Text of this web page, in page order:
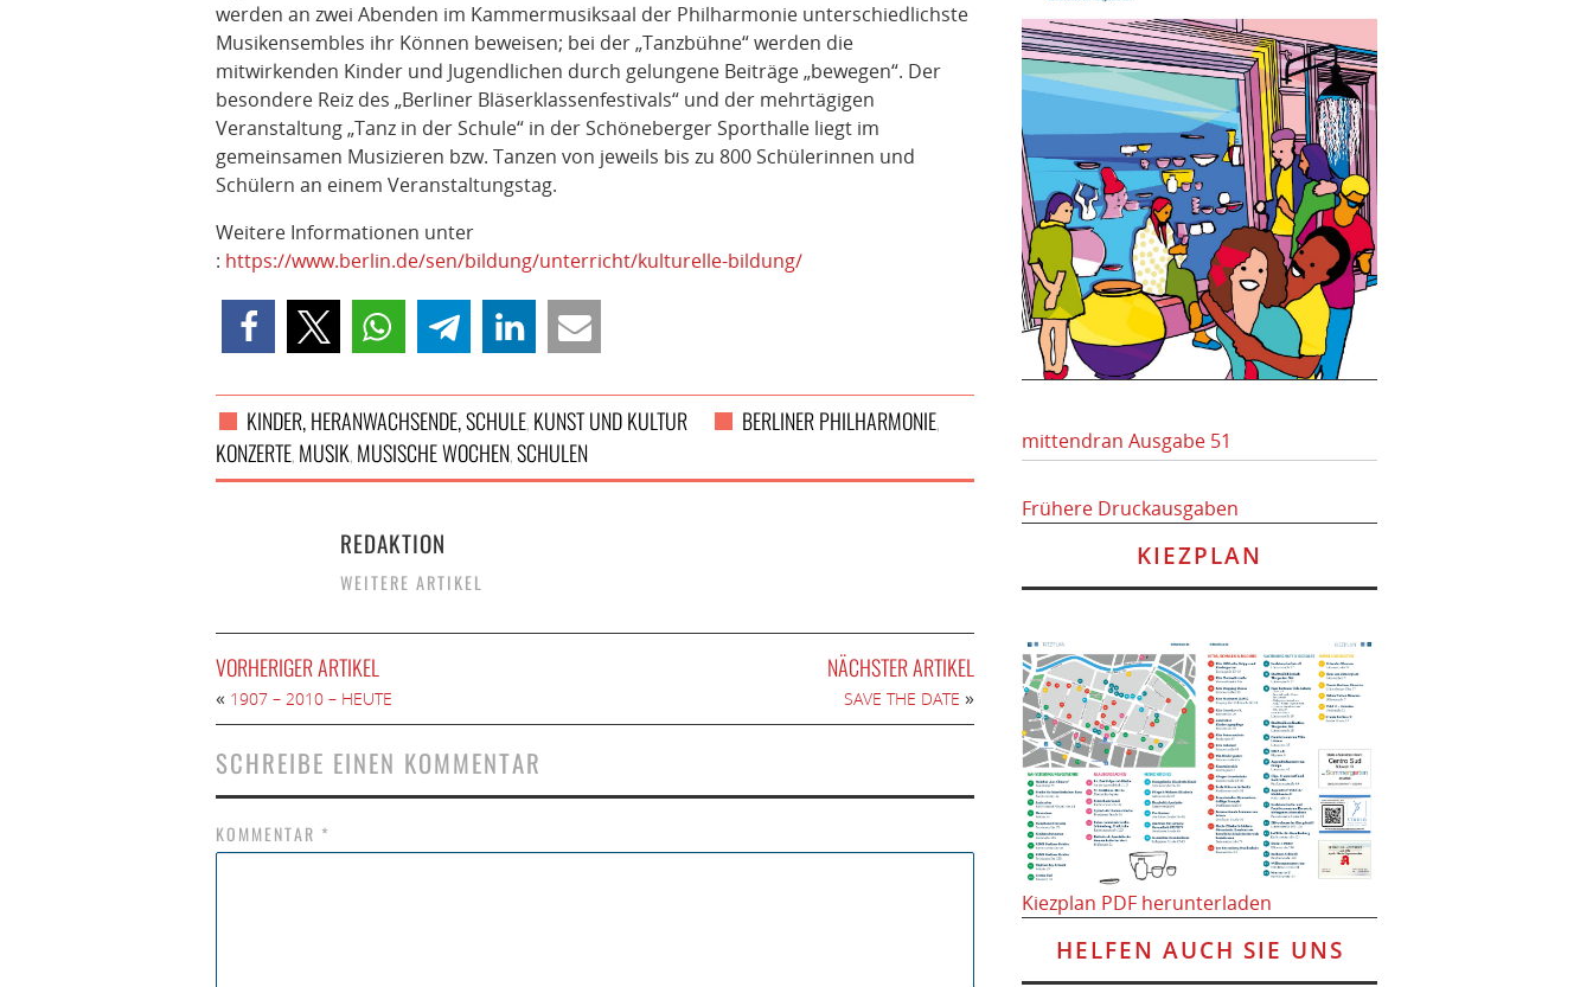
werden an zwei Abenden im Kammermusiksaal der Philharmonie unterschiedlichste
Musikensembles ihr Können beweisen; bei der „Tanzbühne“ werden die
mitwirkenden Kinder und Jugendlichen durch gelungene Beiträge „bewegen“. Der
besondere Reiz des „Berliner Bläserklassenfestivals“ und der mehrtägigen
Veranstaltung „Tanz in der Schule“ in der Schöneberger Sporthalle liegt im
gemeinsamen Musizieren bzw. Tanzen von jeweils bis zu 800 Schülerinnen und
Schülern an einem Veranstaltungstag.
Weitere Informationen unter
: https://www.berlin.de/sen/bildung/unterricht/kulturelle-bildung/
KINDER, HERANWACHSENDE, SCHULE, KUNST UND KULTUR BERLINER PHILHARMONIE,
KONZERTE, MUSIK, MUSISCHE WOCHEN,SCHULEN
REDAKTION
WEITERE ARTIKEL
VORHERIGER ARTIKEL
« 1907 – 2010 – HEUTE
NÄCHSTER ARTIKEL
SAVE THE DATE »
SCHREIBE EINEN KOMMENTAR
KOMMENTAR *
mittendran Ausgabe 51
Frühere Druckausgaben
KIEZPLAN
Kiezplan PDF herunterladen
HELFEN AUCH SIE UNS